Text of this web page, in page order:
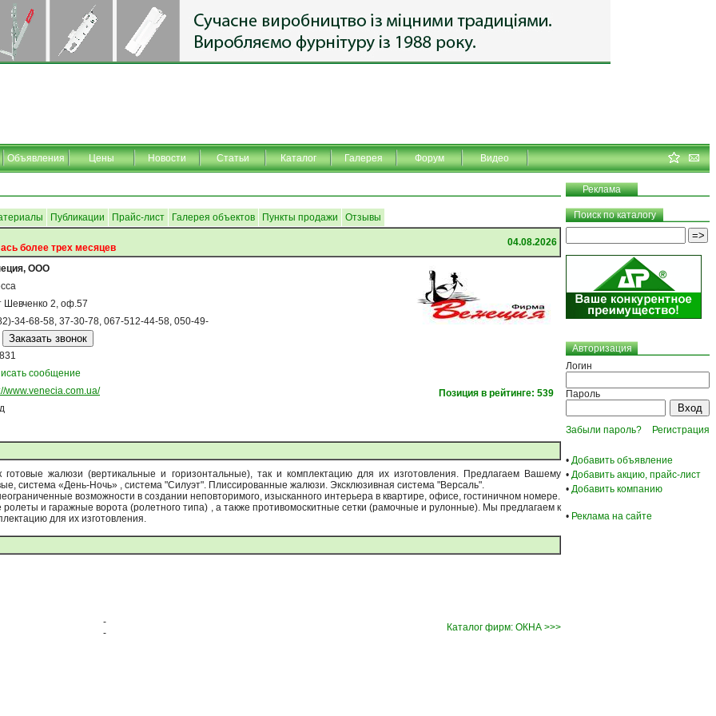
Объявления Цены Новости Статьи Каталог Галерея Форум Видео
Реклама
Публикации Прайс-лист Галерея объектов Пункты продажи Отзывы
более трех месяцев 04.08.2026
ООО
Шевченко 2, оф.57
34-68-58, 37-30-78, 067-512-44-58, 050-49-
сообщение
www.venecia.com.ua/
Позиция в рейтинге: 539
жалюзи (вертикальные и горизонтальные), так и комплектацию для их изготовления. Предлагаем Вашему
система «День-Ночь» , система "Силуэт". Плиссированные жалюзи. Эксклюзивная система "Версаль".
возможности в создании неповторимого, изысканного интерьера в квартире, офисе, гостиничном номере.
и гаражные ворота (ролетного типа) , а также противомоскитные сетки (рамочные и рулонные). Мы предлагаем к
для их изготовления.
Поиск по каталогу
Авторизация
Логин
Пароль
Забыли пароль? Регистрация
• Добавить объявление
• Добавить акцию, прайс-лист
• Добавить компанию
• Реклама на сайте
-
-
Каталог фирм: ОКНА >>>